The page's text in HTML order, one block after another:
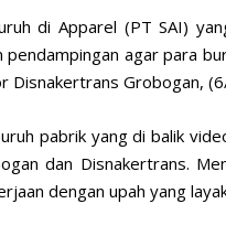
di Apparel (PT SAI)
pendampingan agar para
Disnakertrans Grobogan,
pabrik yang di balik
dan Disnakertrans.
dengan upah yang